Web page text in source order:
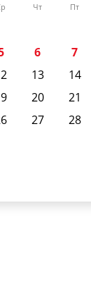
Чт Пт
6 7
13 14
20 21
27 28